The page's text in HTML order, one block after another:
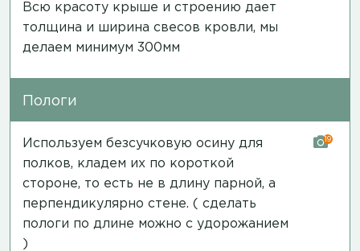
Всю красоту крыше и строению дает
толщина и ширина свесов кровли, мы
делаем минимум 300мм
Пологи
Используем безсучковую осину для
полков, кладем их по короткой
стороне, то есть не в длину парной, а
перпендикулярно стене. ( сделать
пологи по длине можно с удорожанием
)
19